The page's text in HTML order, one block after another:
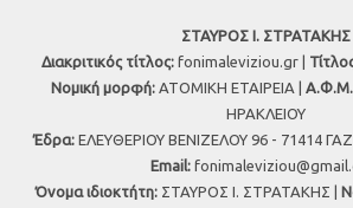
ΣΤΑΥΡΟΣ Ι. ΣΤΡΑΤΑΚΗΣ
Διακριτικός τίτλος:fonimaleviziou.gr |
Νομική μορφή: ΑΤΟΜΙΚΗ ΕΤΑΙΡΕΙΑ |
ΗΡΑΚΛΕΙΟΥ
Έδρα: ΕΛΕΥΘΕΡΙΟΥ ΒΕΝΙΖΕΛΟΥ 96 - 71414
Εmail:
Όνομα ιδιοκτήτη: ΣΤΑΥΡΟΣ Ι. ΣΤΡΑΤΑΚΗΣ |